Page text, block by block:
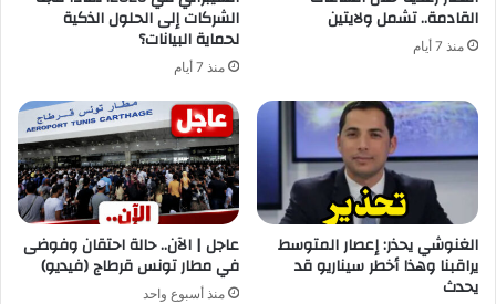
القادمة.. تشمل ولايتين
منذ 7 أيام
الشركات إلى الحلول الذكية
لحماية البيانات؟
منذ 7 أيام
الغنوشي يحذر: إعصار المتوسط
يراقبنا وهذا أخطر سيناريو قد
يحدث
عاجل | الآن.. حالة احتقان وفوضى
في مطار تونس قرطاج (فيديو)
منذ أسبوع واحد